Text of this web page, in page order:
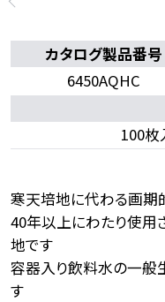
カタログ製品番号
6450AQHC
100
寒天培地に代わる画期
40年以上にわたり使用
地です
容器入り飲料水の一般
す